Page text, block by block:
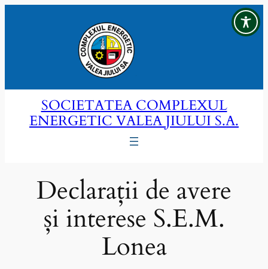
SOCIETATEA COMPLEXUL
ENERGETIC VALEA JIULUI S.A.
Declarații de avere
și interese S.E.M.
Lonea